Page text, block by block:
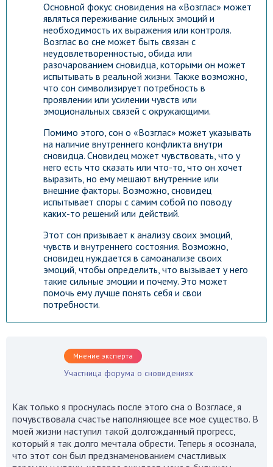
Гороскоп на каждый день!
Узнай что ждет тебя уже
Основной фокус сновидения на «Возглас» может
являться переживание сильных эмоций и
необходимость их выражения или контроля.
Возглас во сне может быть связан с
неудовлетворенностью, обида или
разочарованием сновидца, которыми он может
испытывать в реальной жизни. Также возможно,
что сон символизирует потребность в
проявлении или усилении чувств или
эмоциональных связей с окружающими.
Помимо этого, сон о «Возглас» может указывать
на наличие внутреннего конфликта внутри
сновидца. Сновидец может чувствовать, что у
него есть что сказать или что-то, что он хочет
выразить, но ему мешают внутренние или
внешние факторы. Возможно, сновидец
испытывает споры с самим собой по поводу
каких-то решений или действий.
Этот сон призывает к анализу своих эмоций,
чувств и внутреннего состояния. Возможно,
сновидец нуждается в самоанализе своих
эмоций, чтобы определить, что вызывает у него
такие сильные эмоции и почему. Это может
помочь ему лучше понять себя и свои
потребности.
Мнение эксперта
Участница форума о сновидениях
Как только я проснулась после этого сна о Возгласе, я
почувствовала счастье наполняющее все мое существо. В
моей жизни наступил такой долгожданный прогресс,
который я так долго мечтала обрести. Теперь я осознала,
что этот сон был предзнаменованием счастливых